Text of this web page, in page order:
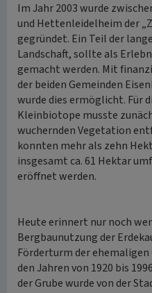
Im Jahr 2003 wurde
und Hettenleidelheim der
gegründet. Ein Teil der
Landschaft, sollte als
gemacht werden. Mit
der beiden Gemeinden
wurde dies ermöglicht. Für
Kleinbiotope musste
wuchernden Vegetation
konnten mehr als zehn
insgesamt ca. 61 Hektar
eröffnet werden.
Heute erinnert nur noch
Bergbaunutzung der
Förderturm der ehemaligen
den Jahren von 1920 bis
der Grube wurde von der